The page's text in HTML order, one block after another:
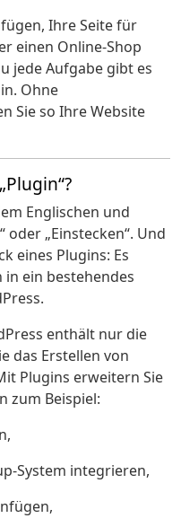
Ihre Seite für
einen Online-Shop
jede Aufgabe gibt es
Ohne
Sie so Ihre Website
Englischen und
„Einstecken“. Und
eines Plugins: Es
in ein bestehendes
enthält nur die
das Erstellen von
Plugins erweitern Sie
zum Beispiel:
System integrieren,